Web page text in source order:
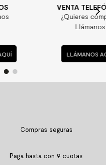
VENTA TELEFÓNICA
¿Quieres comprar?
LLÁMANOS AQUÍ
Compras seguras
Paga hasta con 9 cuotas